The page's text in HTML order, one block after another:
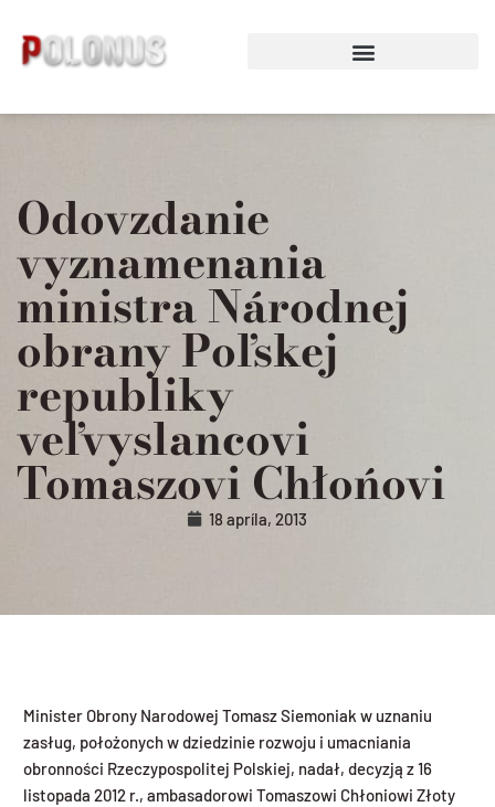
obsah
Odovzdanie
vyznamenania
ministra Národnej
obrany Poľskej
republiky
veľvyslancovi
Tomaszovi Chłońovi
18 apríla, 2013
Minister Obrony Narodowej Tomasz Siemoniak w uznaniu
zasług, położonych w dziedzinie rozwoju i umacniania
obronności Rzeczypospolitej Polskiej, nadał, decyzją z 16
listopada 2012 r., ambasadorowi Tomaszowi Chłoniowi Złoty